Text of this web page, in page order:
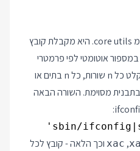
פקודת split של יוניקס היא חלק מ core utils. היא מקבלת קובץ
אוטומטי לפי פרמטרי
חלוקה שנבחר. היא יכולה לפצל קלט כל n שורות, כל n בתים או
מסוימת. השורה הבאה
,
xac וכך הלאה - קובץ לכל